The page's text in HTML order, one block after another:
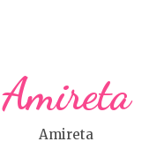
Amireta
Amireta